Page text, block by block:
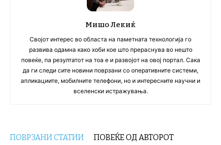
Мишо Лекиќ
Својот интерес во областа на паметната технологија го
развива одамна како хоби кое што прераснува во нешто
повеќе, па резултатот на тоа е и развојот на овој портал. Сака
да ги следи сите новини поврзани со оперативните системи,
апликациите, мобилните телефони, но и интересните научни и
вселенски истражувања.
ПОВРЗАНИ СТАТИИ ПОВЕЌЕ ОД АВТОРОТ